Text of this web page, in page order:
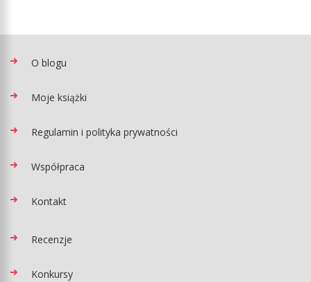
O blogu
Moje książki
Regulamin i polityka prywatności
Współpraca
Kontakt
Recenzje
Konkursy